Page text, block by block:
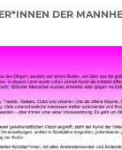
DER